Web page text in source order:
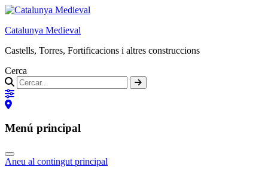
Catalunya Medieval
Castells, Torres, Fortificacions i altres construccions
Cerca
Menú principal
Aneu al contingut principal